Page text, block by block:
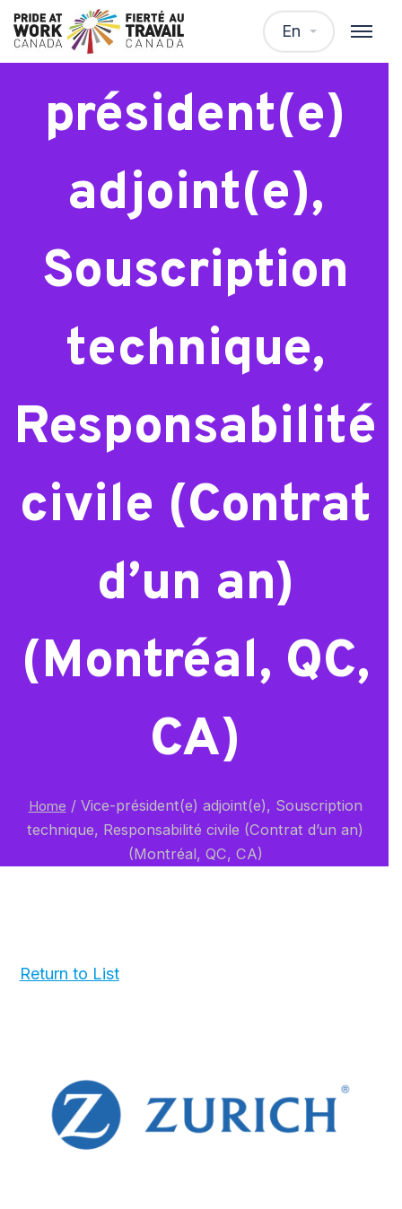
En
Vice-
président(e)
adjoint(e),
Souscription
technique,
Responsabilité
civile (Contrat
d’un an)
(Montréal, QC,
CA)
Home /Vice-président(e) adjoint(e), Souscription
technique, Responsabilité civile (Contrat d’un an)
(Montréal, QC, CA)
Return to List